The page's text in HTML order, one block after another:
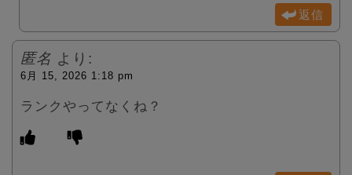
返信
匿名 より:
6月 15, 2026 1:18 pm
ランクやってなくね？